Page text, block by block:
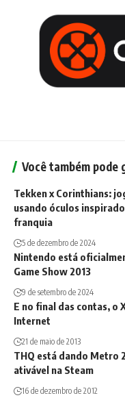
Você também pode
Tekken x Corinthians:
usando óculos
franquia
5 de dezembro de 2024
Nintendo está
Game Show 2013
9 de setembro de 2024
E no final das contas, o
Internet
21 de maio de 2013
THQ está dando Metro
ativável na Steam
16 de dezembro de 2012